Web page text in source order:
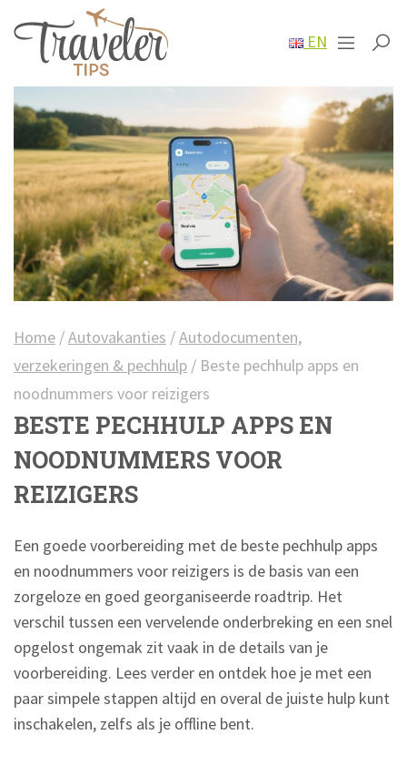
EN
Home /Autovakanties /Autodocumenten,
verzekeringen & pechhulp / Beste pechhulp apps en
noodnummers voor reizigers
BESTE PECHHULP APPS EN
NOODNUMMERS VOOR
REIZIGERS
Een goede voorbereiding met de beste pechhulp apps
en noodnummers voor reizigers is de basis van een
zorgeloze en goed georganiseerde roadtrip. Het
verschil tussen een vervelende onderbreking en een snel
opgelost ongemak zit vaak in de details van je
voorbereiding. Lees verder en ontdek hoe je met een
paar simpele stappen altijd en overal de juiste hulp kunt
inschakelen, zelfs als je offline bent.